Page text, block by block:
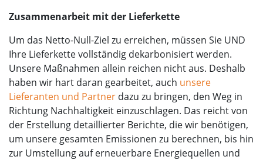
Zusammenarbeit mit der Lieferkette
Um das Netto-Null-Ziel zu erreichen, müssen Sie UND
Ihre Lieferkette vollständig dekarbonisiert werden.
Unsere Maßnahmen allein reichen nicht aus. Deshalb
haben wir hart daran gearbeitet, auch unsere
Lieferanten und Partner dazu zu bringen, den Weg in
Richtung Nachhaltigkeit einzuschlagen. Das reicht von
der Erstellung detaillierter Berichte, die wir benötigen,
um unsere gesamten Emissionen zu berechnen, bis hin
zur Umstellung auf erneuerbare Energiequellen und